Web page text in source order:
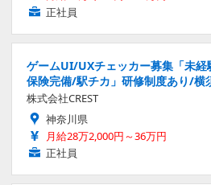
正社員
ゲームUI/UXチェッカー募集「未
保険完備/駅チカ」研修制度あり/横
株式会社CREST
神奈川県
月給28万2,000円～36万円
正社員